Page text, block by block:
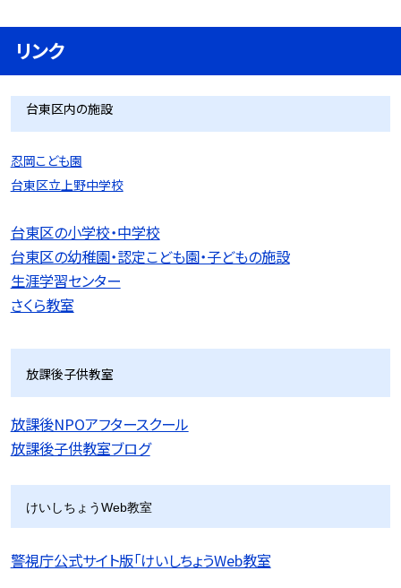
リンク
台東区内の施設
忍岡こども園
台東区立上野中学校
台東区の小学校・中学校
台東区の幼稚園・認定こども園・子どもの施設
生涯学習センター
さくら教室
放課後子供教室
放課後NPOアフタースクール
放課後子供教室ブログ
けいしちょうWeb教室
警視庁公式サイト版「けいしちょうWeb教室